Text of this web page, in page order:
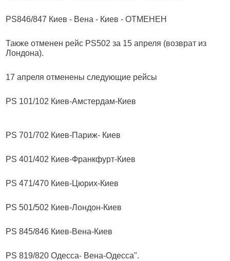
PS846/847 Киев - Вена - Киев - ОТМЕНЕН
Также отменен рейс PS502 за 15 апреля (возврат из
Лондона).
17 апреля отменены следующие рейсы
PS 101/102 Киев-Амстердам-Киев
PS 701/702 Киев-Париж- Киев
PS 401/402 Киев-Франкфурт-Киев
PS 471/470 Киев-Цюрих-Киев
PS 501/502 Киев-Лондон-Киев
PS 845/846 Киев-Вена-Киев
PS 819/820 Oдесса- Вена-Одесса".